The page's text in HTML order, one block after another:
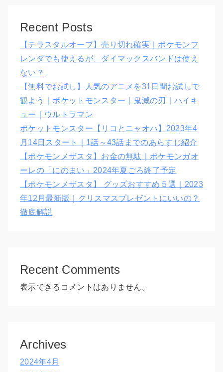
Recent Posts
【テラスタルオーブ】売り切れ確実｜ポケモンフ
レンダでも使えるが、ダイマックスバンドは使え
ない？
【無料でお試し】人気のアニメを31日間お試しで
観よう｜ポケットモンスター｜鬼滅の刃｜ハイキ
ュー｜ウルトラマン
ポケットモンスター【リコとニャオハ】2023年4
月14日スタート｜1話～43話までのあらすじ紹介
【ポケモンメザスタ】お金の無駄｜ポケモンガオ
ーレの「にのまい」2024年夏ごろ終了予定
【ポケモンメザスタ】 グッズおすすめ５選｜2023
年12月最新版｜クリスマスプレゼントにいいの？
徹底解説
Recent Comments
表示できるコメントはありません。
Archives
2024年4月